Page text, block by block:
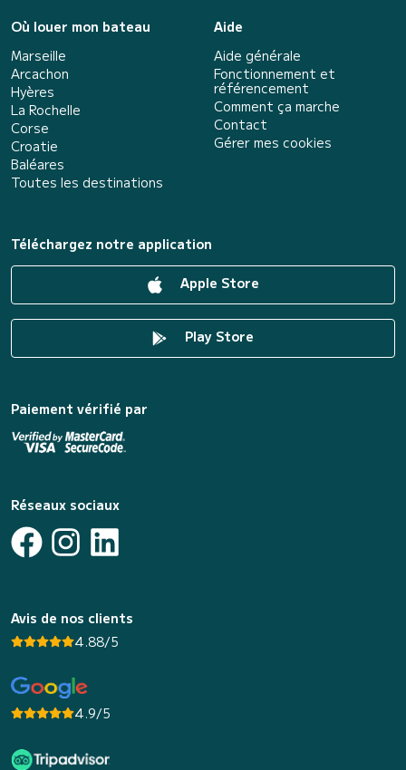
Où louer mon bateau
Marseille
Arcachon
Hyères
La Rochelle
Corse
Croatie
Baléares
Toutes les destinations
Aide
Aide générale
Fonctionnement et
référencement
Comment ça marche
Contact
Gérer mes cookies
Téléchargez notre application
Apple Store
Play Store
Paiement vérifié par
Réseaux sociaux
Avis de nos clients
4.88/5
4.9/5